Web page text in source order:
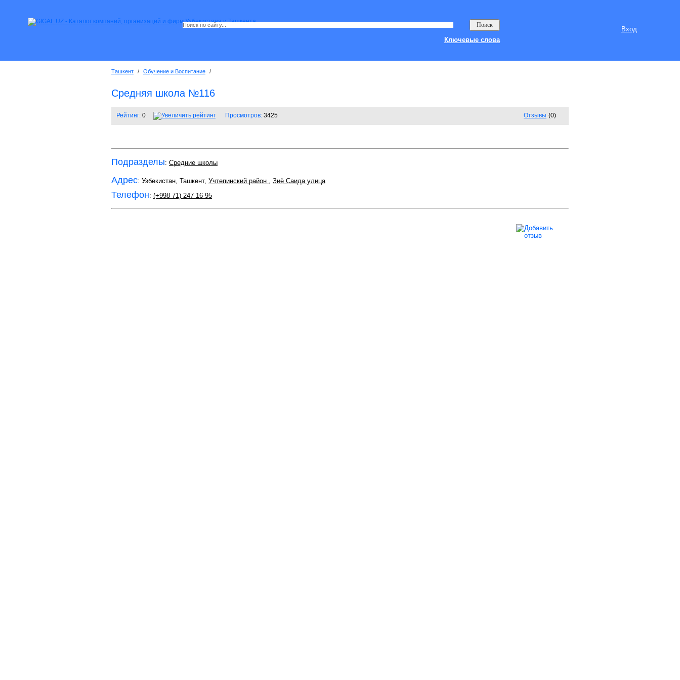
Вход
Ключевые слова
Ташкент / Обучение и Воспитание /
Средняя школа №116
Рейтинг: 0 Просмотров: 3425 Отзывы (0)
Подразделы: Средние школы
Адрес: Узбекистан, Ташкент, Учтепинский район , Зиё Саида улица
Телефон: (+998 71) 247 16 95